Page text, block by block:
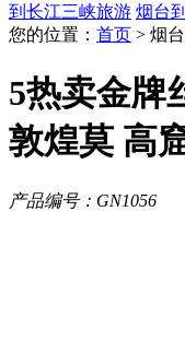
到长江三峡旅游 烟台
您的位置： 首页 > 烟
5热卖金牌
敦煌莫 高
产品编号：GN1056